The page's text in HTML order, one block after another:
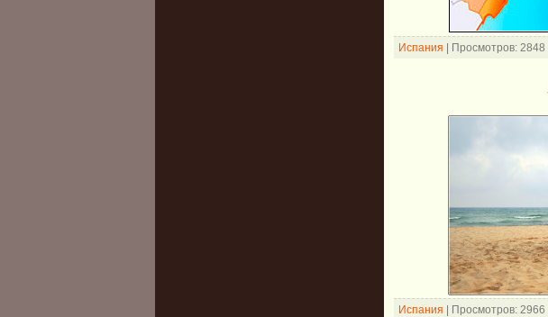
Испания Просмотров: 2848
Испания Просмотров: 2966